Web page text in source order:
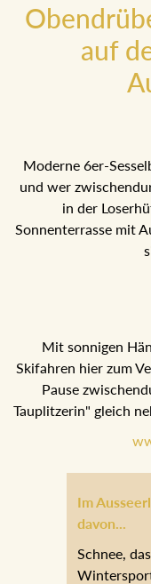
auf
Moderne 6er-
und wer
in der
Sonnenterrasse
Mit sonnigen
Skifahren hier zum
die Pause
Tauplitzerin"
Im
Schnee,